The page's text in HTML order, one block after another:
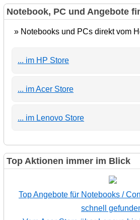
Notebook, PC und Angebote
» Notebooks und PCs direkt vom
... im HP Store
... im Acer Store
... im Lenovo Store
Top Aktionen immer im Blick
Top Angebote für Notebooks /
schnell